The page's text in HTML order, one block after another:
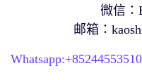
微信：
邮箱：
Whatsapp:+85244553510